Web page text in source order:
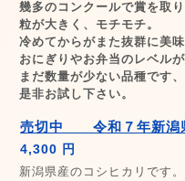
幾多のコンクールで賞を取
粒が大きく、モチモチ。
冷めてからがまた抜群に美味
おにぎりやお弁当のレベル
まだ数量が少ない品種です
是非お試し下さい。
売切中 令和７年新潟
4,300 円
新潟県産のコシヒカリです。